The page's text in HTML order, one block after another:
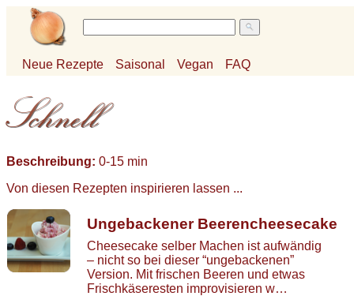
Neue Rezepte Saisonal Vegan FAQ
Beschreibung: 0-15 min
Von diesen Rezepten inspirieren lassen ...
Ungebackener Beerencheesecake
Cheesecake selber Machen ist aufwändig
– nicht so bei dieser “ungebackenen”
Version. Mit frischen Beeren und etwas
Frischkäseresten improvisieren w…